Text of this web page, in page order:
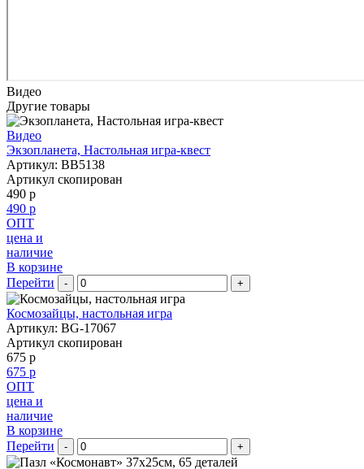
Видео
Другие товары
Видео
Экзопланета, Настольная игра-квест
Артикул: BB5138
Артикул скопирован
490 р
490 р
ОПТ
цена и
наличие
В корзине
Перейти
- +
Космозайцы, настольная игра
Артикул: BG-17067
Артикул скопирован
675 р
675 р
ОПТ
цена и
наличие
В корзине
Перейти
- +